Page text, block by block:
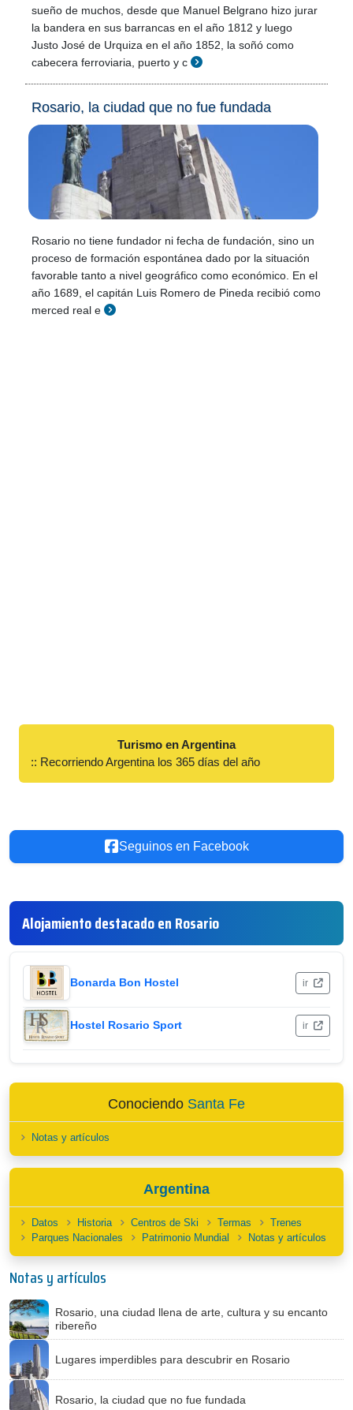
sueño de muchos, desde que Manuel Belgrano hizo jurar
la bandera en sus barrancas en el año 1812 y luego
Justo José de Urquiza en el año 1852, la soñó como
cabecera ferroviaria, puerto y c
Rosario, la ciudad que no fue fundada
Rosario no tiene fundador ni fecha de fundación, sino un
proceso de formación espontánea dado por la situación
favorable tanto a nivel geográfico como económico. En el
año 1689, el capitán Luis Romero de Pineda recibió como
merced real e
Turismo en Argentina
:: Recorriendo Argentina los 365 días del año
Seguinos en Facebook
Alojamiento destacado en Rosario
Bonarda Bon Hostel ir
Hostel Rosario Sport ir
Conociendo Santa Fe
Notas y artículos
Argentina
Datos Historia Centros de Ski Termas
Trenes
Parques Nacionales
Patrimonio Mundial Notas y artículos
Notas y artículos
Rosario, una ciudad llena de arte, cultura y su encanto
ribereño
Lugares imperdibles para descubrir en Rosario
Rosario, la ciudad que no fue fundada